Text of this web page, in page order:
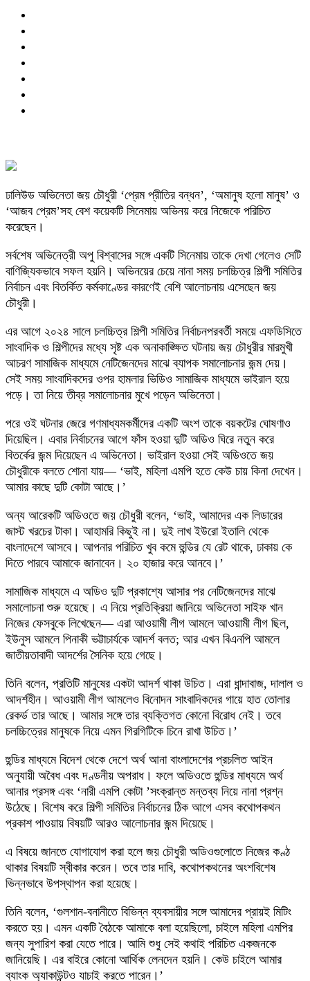
ঢালিউড অভিনেতা জয় চৌধুরী ‘প্রেম প্রীতির বন্ধন’, ‘অমানুষ হলো মানুষ’ ও
‘আজব প্রেম’সহ বেশ কয়েকটি সিনেমায় অভিনয় করে নিজেকে পরিচিত
করেছেন।
সর্বশেষ অভিনেত্রী অপু বিশ্বাসের সঙ্গে একটি সিনেমায় তাকে দেখা গেলেও সেটি
বাণিজ্যিকভাবে সফল হয়নি। অভিনয়ের চেয়ে নানা সময় চলচ্চিত্র শিল্পী সমিতির
নির্বাচন এবং বিতর্কিত কর্মকাণ্ডের কারণেই বেশি আলোচনায় এসেছেন জয়
চৌধুরী।
এর আগে ২০২৪ সালে চলচ্চিত্র শিল্পী সমিতির নির্বাচনপরবর্তী সময়ে এফডিসিতে
সাংবাদিক ও শিল্পীদের মধ্যে সৃষ্ট এক অনাকাঙ্ক্ষিত ঘটনায় জয় চৌধুরীর মারমুখী
আচরণ সামাজিক মাধ্যমে নেটিজেনদের মাঝে ব্যাপক সমালোচনার জন্ম দেয়।
সেই সময় সাংবাদিকদের ওপর হামলার ভিডিও সামাজিক মাধ্যমে ভাইরাল হয়ে
পড়ে। তা নিয়ে তীব্র সমালোচনার মুখে পড়েন অভিনেতা।
পরে ওই ঘটনার জেরে গণমাধ্যমকর্মীদের একটি অংশ তাকে বয়কটের ঘোষণাও
দিয়েছিল। এবার নির্বাচনের আগে ফাঁস হওয়া দুটি অডিও ঘিরে নতুন করে
বিতর্কের জন্ম দিয়েছেন এ অভিনেতা। ভাইরাল হওয়া সেই অডিওতে জয়
চৌধুরীকে বলতে শোনা যায়— ‘ভাই, মহিলা এমপি হতে কেউ চায় কিনা দেখেন।
আমার কাছে দুটি কোটা আছে।’
অন্য আরেকটি অডিওতে জয় চৌধুরী বলেন, ‘ভাই, আমাদের এক লিডারের
জাস্ট খরচের টাকা। আহামরি কিছুই না। দুই লাখ ইউরো ইতালি থেকে
বাংলাদেশে আসবে। আপনার পরিচিত খুব কমে হুন্ডির যে রেট থাকে, ঢাকায় কে
দিতে পারবে আমাকে জানাবেন। ২০ হাজার করে আনবে।’
সামাজিক মাধ্যমে এ অডিও দুটি প্রকাশ্যে আসার পর নেটিজেনদের মাঝে
সমালোচনা শুরু হয়েছে। এ নিয়ে প্রতিক্রিয়া জানিয়ে অভিনেতা সাইফ খান
নিজের ফেসবুকে লিখেছেন— এরা আওয়ামী লীগ আমলে আওয়ামী লীগ ছিল,
ইউনুস আমলে পিনাকী ভট্টাচার্যকে আদর্শ বলত; আর এখন বিএনপি আমলে
জাতীয়তাবাদী আদর্শের সৈনিক হয়ে গেছে।
তিনি বলেন, প্রতিটি মানুষের একটা আদর্শ থাকা উচিত। এরা ধান্দাবাজ, দালাল ও
আদর্শহীন। আওয়ামী লীগ আমলেও বিনোদন সাংবাদিকদের গায়ে হাত তোলার
রেকর্ড তার আছে। আমার সঙ্গে তার ব্যক্তিগত কোনো বিরোধ নেই। তবে
চলচ্চিত্রের মানুষকে নিয়ে এমন গিরগিটিকে চিনে রাখা উচিত।’
হুন্ডির মাধ্যমে বিদেশ থেকে দেশে অর্থ আনা বাংলাদেশের প্রচলিত আইন
অনুযায়ী অবৈধ এবং দণ্ডনীয় অপরাধ। ফলে অডিওতে হুন্ডির মাধ্যমে অর্থ
আনার প্রসঙ্গ এবং ‘নারী এমপি কোটা ’সংক্রান্ত মন্তব্য নিয়ে নানা প্রশ্ন
উঠেছে। বিশেষ করে শিল্পী সমিতির নির্বাচনের ঠিক আগে এসব কথোপকথন
প্রকাশ পাওয়ায় বিষয়টি আরও আলোচনার জন্ম দিয়েছে।
এ বিষয়ে জানতে যোগাযোগ করা হলে জয় চৌধুরী অডিওগুলোতে নিজের কণ্ঠ
থাকার বিষয়টি স্বীকার করেন। তবে তার দাবি, কথোপকথনের অংশবিশেষ
ভিন্নভাবে উপস্থাপন করা হয়েছে।
তিনি বলেন, ‘গুলশান-বনানীতে বিভিন্ন ব্যবসায়ীর সঙ্গে আমাদের প্রায়ই মিটিং
করতে হয়। এমন একটি বৈঠকে আমাকে বলা হয়েছিলো, চাইলে মহিলা এমপির
জন্য সুপারিশ করা যেতে পারে। আমি শুধু সেই কথাই পরিচিত একজনকে
জানিয়েছি। এর বাইরে কোনো আর্থিক লেনদেন হয়নি। কেউ চাইলে আমার
ব্যাংক অ্যাকাউন্টও যাচাই করতে পারেন।’